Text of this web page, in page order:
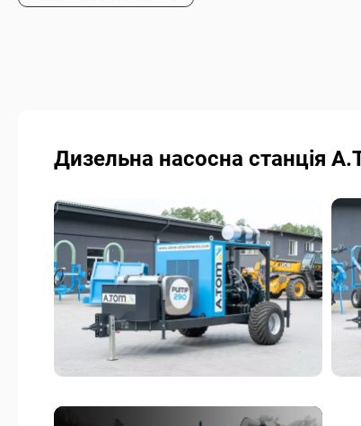
Дизельна насосна станція